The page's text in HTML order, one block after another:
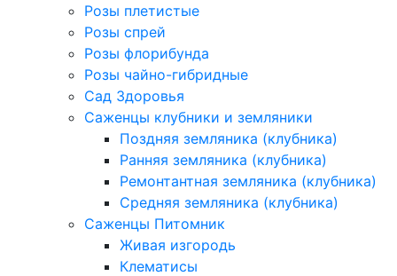
Розы плетистые
Розы спрей
Розы флорибунда
Розы чайно-гибридные
Сад Здоровья
Саженцы клубники и земляники
Поздняя земляника (клубника)
Ранняя земляника (клубника)
Ремонтантная земляника (клубника)
Средняя земляника (клубника)
Саженцы Питомник
Живая изгородь
Клематисы